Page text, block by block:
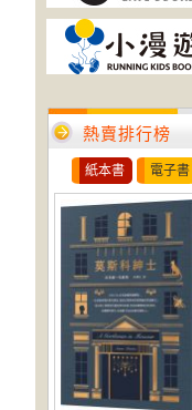
熱賣排行榜
紙本書 電子書